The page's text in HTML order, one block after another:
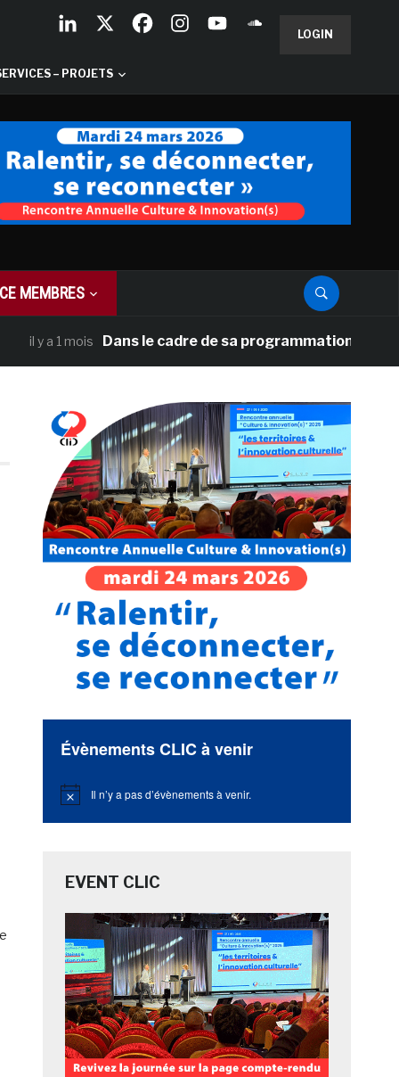
LOGIN
– PROJETS
MEMBRES
1 mois Dans le cadre de sa programmation américaine,
Évènements CLIC à venir
Notice Il n’y a pas d’évènements à venir.
EVENT CLIC